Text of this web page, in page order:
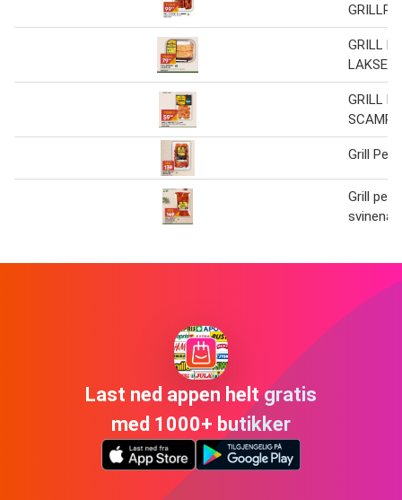
GRILL
GRILL
SCAMPI
Grill
Grill
Last ned appen helt gratis
med 1000+ butikker